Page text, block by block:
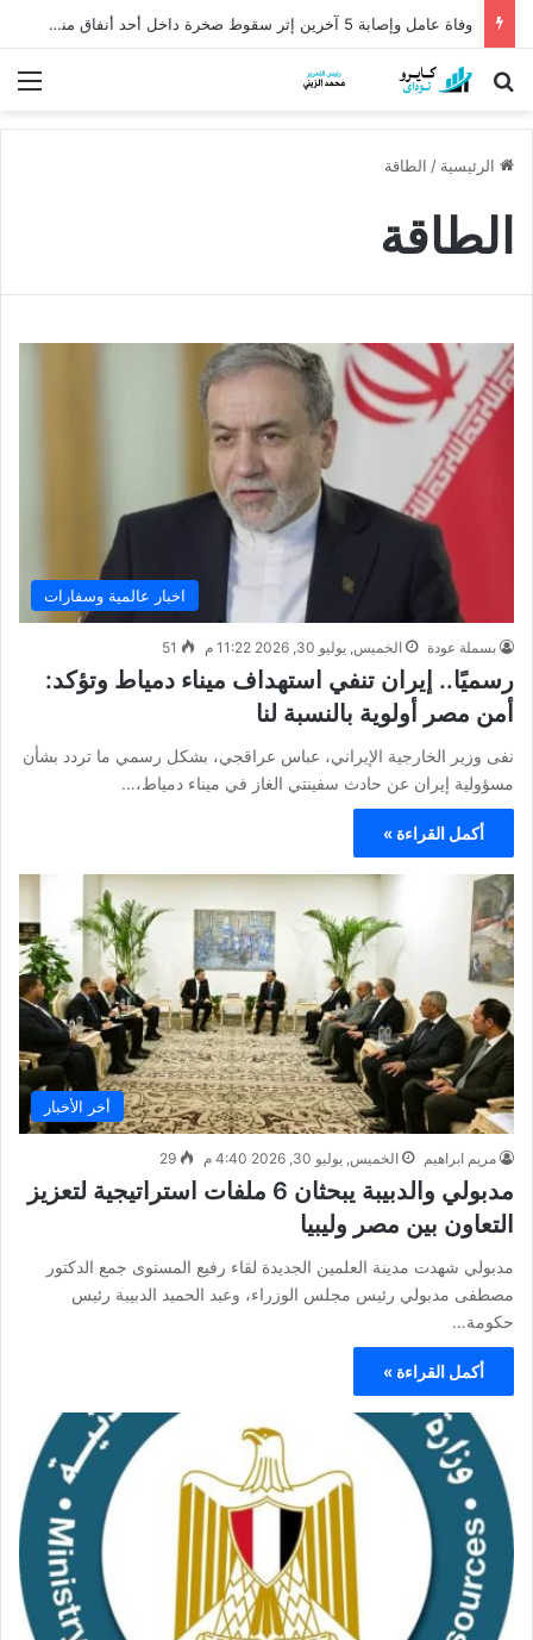
وفاة عامل وإصابة 5 آخرين إثر سقوط صخرة داخل أحد أنفاق منجم السكري
بحث عن
الرئيسية / الطاقة
الطاقة
اخبار عالمية وسفارات
بسملة عودة الخميس, يوليو 30, 2026 11:22 م 51
رسميًا.. إيران تنفي استهداف ميناء دمياط وتؤكد:
أمن مصر أولوية بالنسبة لنا
نفى وزير الخارجية الإيراني، عباس عراقجي، بشكل رسمي ما تردد بشأن
مسؤولية إيران عن حادث سفينتي الغاز في ميناء دمياط،…
أكمل القراءة »
أخر الأخبار
مريم ابراهيم الخميس, يوليو 30, 2026 4:40 م 29
مدبولي والدبيبة يبحثان 6 ملفات استراتيجية لتعزيز
التعاون بين مصر وليبيا
مدبولي شهدت مدينة العلمين الجديدة لقاء رفيع المستوى جمع الدكتور
مصطفى مدبولي رئيس مجلس الوزراء، وعبد الحميد الدبيبة رئيس
حكومة…
أكمل القراءة »